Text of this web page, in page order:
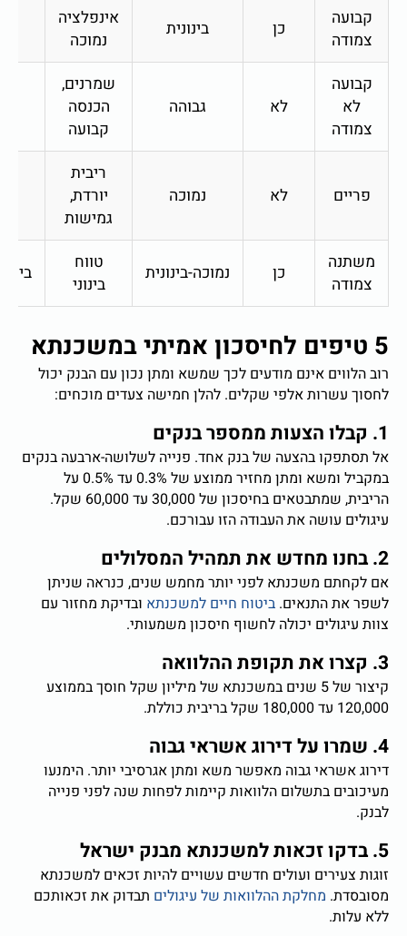
קבועה
צמודה
כן בינונית
אינפלציה
נמוכה
קבועה
לא
צמודה
לא גבוהה
שמרנים,
הכנסה
קבועה
פריים לא נמוכה
ריבית
יורדת,
גמישות
משתנה
צמודה
כן נמוכה-בינונית
טווח
בינוני
5 טיפים לחיסכון אמיתי במשכנתא
רוב הלווים אינם מודעים לכך שמשא ומתן נכון עם הבנק יכול
לחסוך עשרות אלפי שקלים. להלן חמישה צעדים מוכחים:
1. קבלו הצעות ממספר בנקים
אל תסתפקו בהצעה של בנק אחד. פנייה לשלושה-ארבעה בנקים
במקביל ומשא ומתן מחזיר ממוצע של 0.3% עד 0.5% על
הריבית, שמתבטאים בחיסכון של 30,000 עד 60,000 שקל.
עיגולים עושה את העבודה הזו עבורכם.
2. בחנו מחדש את תמהיל המסלולים
אם לקחתם משכנתא לפני יותר מחמש שנים, כנראה שניתן
לשפר את התנאים. ביטוח חיים למשכנתא ובדיקת מחזור עם
צוות עיגולים יכולה לחשוף חיסכון משמעותי.
3. קצרו את תקופת ההלוואה
קיצור של 5 שנים במשכנתא של מיליון שקל חוסך בממוצע
120,000 עד 180,000 שקל בריבית כוללת.
4. שמרו על דירוג אשראי גבוה
דירוג אשראי גבוה מאפשר משא ומתן אגרסיבי יותר. הימנעו
מעיכובים בתשלום הלוואות קיימות לפחות שנה לפני פנייה
לבנק.
5. בדקו זכאות למשכנתא מבנק ישראל
זוגות צעירים ועולים חדשים עשויים להיות זכאים למשכנתא
מסובסדת. מחלקת ההלוואות של עיגולים תבדוק את זכאותכם
ללא עלות.